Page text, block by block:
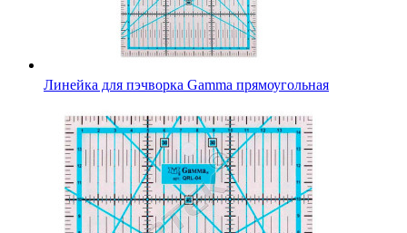
Линейка для пэчворка Gamma прямоугольная